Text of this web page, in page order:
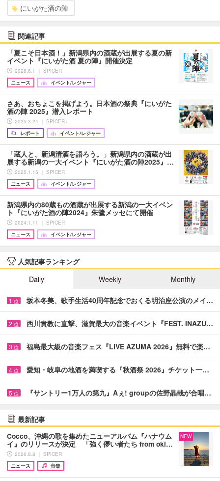
にいがた酒の陣
関連記事
「夏こそ日本酒！」新潟県内の酒蔵が出展する夏の新
イベント『にいがた酒 夏の陣』開催決定
2026.6.1 ｜ SPICER
ニュース
イベント/レジャー
さあ、おちょこを掲げよう。日本酒の祭典『にいがた
酒の陣 2025』潜入レポート
2025.3.24 ｜ SPICER+
レポート
イベント/レジャー
「蔵人と、新潟清酒を語ろう。」新潟県内の酒蔵が出
展する新潟の一大イベント『にいがた酒の陣2025』…
2025.1.15 ｜ SPICER
ニュース
イベント/レジャー
新潟県内の80蔵もの酒蔵が出展する新潟の一大イベン
ト『にいがた酒の陣2024』朱鷺メッセにて開催
2024.1.11 ｜ SPICER
ニュース
イベント/レジャー
人気記事ランキング
Daily
Weekly Monthly
1 位 坂本冬美、歌手生活40周年記念でおくる明治座公演のメイ…
2 位 西川貴教に直撃、滋賀最大の音楽イベント『FEST. INAZU…
3 位 福島最大級の音楽フェス『LIVE AZUMA 2026』無料で楽…
4 位 愛知・岐阜の地酒を満喫する『秋酒祭 2026』チケット一…
5 位 『サントリー1万人の第九』Aぇ! groupの佐野晶哉が合唱…
最新記事
Cocco、沖縄の歌を集めたニューアルバム『ハナウム
イ』のリリースが決定 「強く儚い者たち from oki…
2026.8.8 ｜ SPICER
ニュース
音楽
NEW